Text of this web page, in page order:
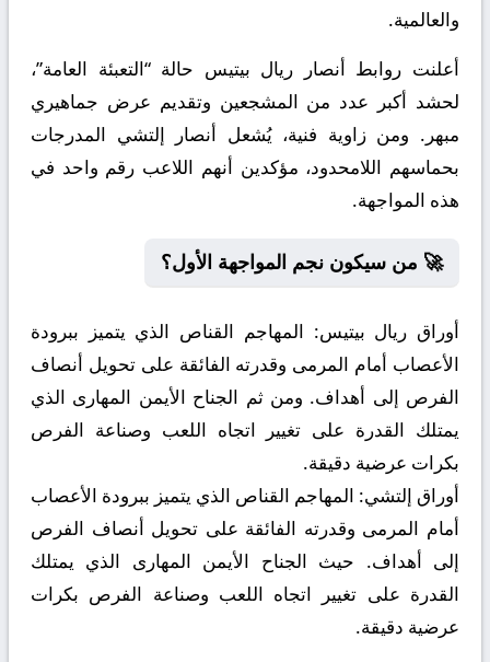
والعالمية.
أعلنت روابط أنصار ريال بيتيس حالة “التعبئة العامة”،
لحشد أكبر عدد من المشجعين وتقديم عرض جماهيري
مبهر. ومن زاوية فنية، يُشعل أنصار إلتشي المدرجات
بحماسهم اللامحدود، مؤكدين أنهم اللاعب رقم واحد في
هذه المواجهة.
🚀 من سيكون نجم المواجهة الأول؟
أوراق ريال بيتيس: المهاجم القناص الذي يتميز ببرودة
الأعصاب أمام المرمى وقدرته الفائقة على تحويل أنصاف
الفرص إلى أهداف. ومن ثم الجناح الأيمن المهارى الذي
يمتلك القدرة على تغيير اتجاه اللعب وصناعة الفرص
بكرات عرضية دقيقة.
أوراق إلتشي: المهاجم القناص الذي يتميز ببرودة الأعصاب
أمام المرمى وقدرته الفائقة على تحويل أنصاف الفرص
إلى أهداف. حيث الجناح الأيمن المهارى الذي يمتلك
القدرة على تغيير اتجاه اللعب وصناعة الفرص بكرات
عرضية دقيقة.